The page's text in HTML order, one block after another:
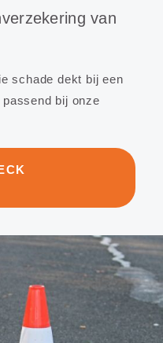
van
schade dekt bij een
bij onze